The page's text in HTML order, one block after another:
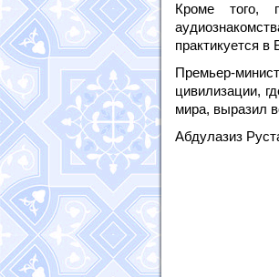
Кроме того,
практикуется
Премьер-
цивилизации,
мира, выразил
Абдулазиз